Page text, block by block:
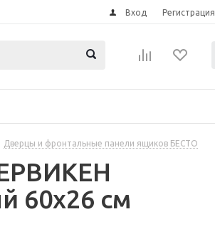
Вход Регистрация
Дверцы и фронтальные панели ящиков БЕСТО
60x26 см